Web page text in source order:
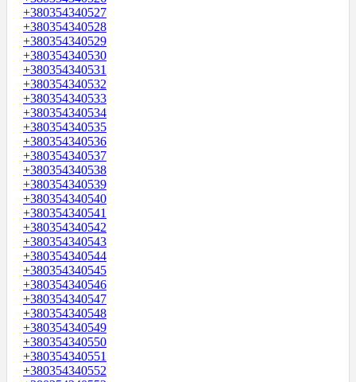
+380354340527
+380354340528
+380354340529
+380354340530
+380354340531
+380354340532
+380354340533
+380354340534
+380354340535
+380354340536
+380354340537
+380354340538
+380354340539
+380354340540
+380354340541
+380354340542
+380354340543
+380354340544
+380354340545
+380354340546
+380354340547
+380354340548
+380354340549
+380354340550
+380354340551
+380354340552